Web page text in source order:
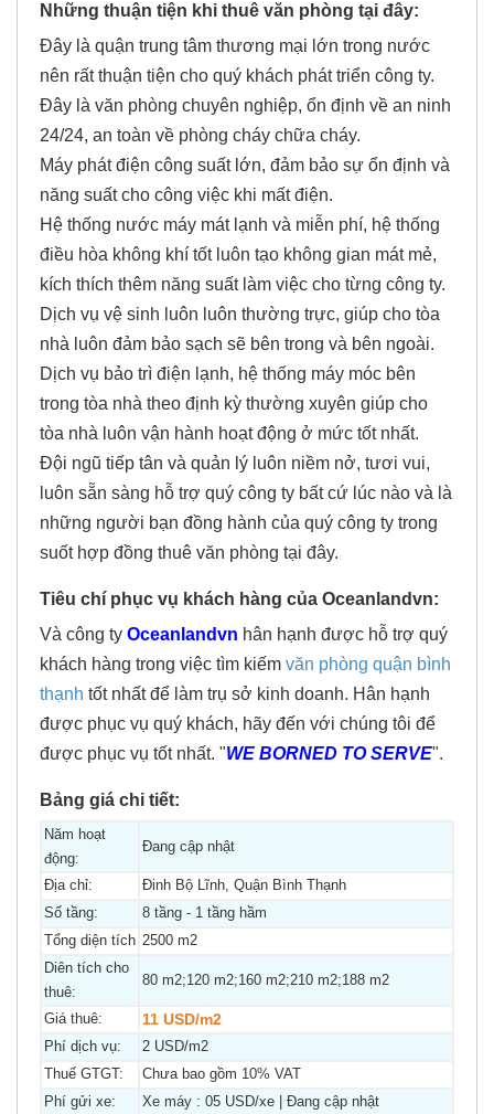
Những thuận tiện khi thuê văn phòng tại đây:
Đây là quận trung tâm thương mại lớn trong nước
nên rất thuận tiện cho quý khách phát triển công ty.
Đây là văn phòng chuyên nghiệp, ổn định về an ninh
24/24, an toàn về phòng cháy chữa cháy.
Máy phát điện công suất lớn, đảm bảo sự ổn định và
năng suất cho công việc khi mất điện.
Hệ thống nước máy mát lạnh và miễn phí, hệ thống
điều hòa không khí tốt luôn tạo không gian mát mẻ,
kích thích thêm năng suất làm việc cho từng công ty.
Dịch vụ vệ sinh luôn luôn thường trực, giúp cho tòa
nhà luôn đảm bảo sạch sẽ bên trong và bên ngoài.
Dịch vụ bảo trì điện lạnh, hệ thống máy móc bên
trong tòa nhà theo định kỳ thường xuyên giúp cho
tòa nhà luôn vận hành hoạt động ở mức tốt nhất.
Đội ngũ tiếp tân và quản lý luôn niềm nở, tươi vui,
luôn sẵn sàng hỗ trợ quý công ty bất cứ lúc nào và là
những người bạn đồng hành của quý công ty trong
suốt hợp đồng thuê văn phòng tại đây.
Tiêu chí phục vụ khách hàng của Oceanlandvn:
Và công ty Oceanlandvn hân hạnh được hỗ trợ quý
khách hàng trong việc tìm kiếm văn phòng quận bình
thạnh tốt nhất để làm trụ sở kinh doanh. Hân hạnh
được phục vụ quý khách, hãy đến với chúng tôi để
được phục vụ tốt nhất. "WE BORNED TO SERVE".
Bảng giá chi tiết:
Năm hoạt
động:
Đang cập nhật
Địa chỉ:
Đinh Bộ Lĩnh, Quận Bình Thạnh
Số tầng:
8 tầng - 1 tầng hầm
Tổng diện tích 2500 m2
Diên tích cho
thuê:
80 m2;120 m2;160 m2;210 m2;188 m2
Giá thuê: 11 USD/m2
Phí dịch vụ:
2 USD/m2
Thuế GTGT:
Chưa bao gồm 10% VAT
Phí gửi xe:
Xe máy : 05 USD/xe | Đang cập nhật